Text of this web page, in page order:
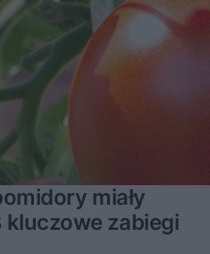
miały
zabiegi